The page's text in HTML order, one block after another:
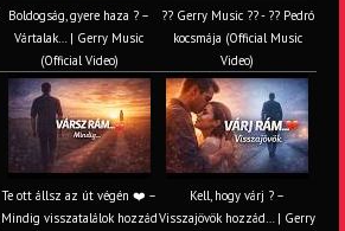
Boldogság, gyere haza ? –
Vártalak… | Gerry Music
(Official Video)
?? Gerry Music ?? - ?? Pedró
kocsmája (Official Music
Video)
Te ott állsz az út végén ❤️ –
Mindig visszatalálok hozzád
Kell, hogy várj ? –
Visszajövök hozzád… | Gerry